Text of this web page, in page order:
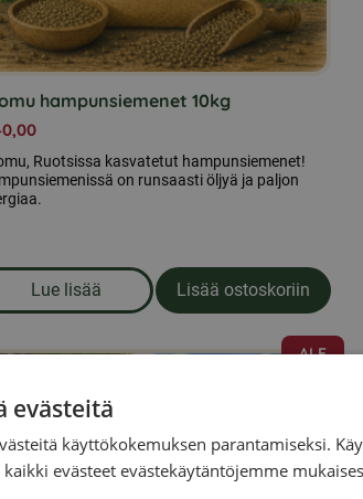
hampunsiemenet 10kg
Ruotsissa kasvatetut hampunsiemenet!
on runsaasti öljyä ja paljon
Lue lisää
om produkten Luomu
Lisää ostoskoriin
ALE
evästeitä
käyttökokemuksen parantamiseksi.
evästeet evästekäytäntöjemme